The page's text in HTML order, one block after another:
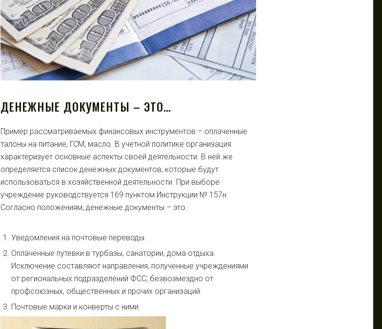
ДЕНЕЖНЫЕ ДОКУМЕНТЫ – ЭТО…
Пример рассматриваемых финансовых инструментов – оплаченные
талоны на питание, ГСМ, масло. В учетной политике организация
характеризует основные аспекты своей деятельности. В ней же
определяется список денежных документов, которые будут
использоваться в хозяйственной деятельности. При выборе
учреждение руководствуется 169 пунктом Инструкции № 157н.
Согласно положениям, денежные документы – это:
Уведомления на почтовые переводы.
Оплаченные путевки в турбазы, санатории, дома отдыха.
Исключение составляют направления, полученные учреждениями
от региональных подразделений ФСС, безвозмездно от
профсоюзных, общественных и прочих организаций.
Почтовые марки и конверты с ними.